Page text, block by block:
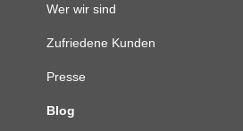
Wer wir sind
Zufriedene Kunden
Presse
Blog